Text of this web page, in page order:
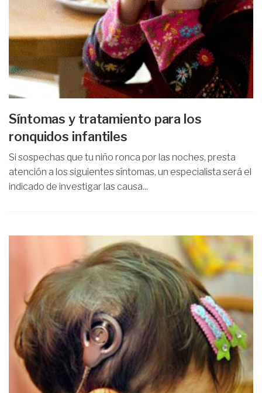
Síntomas y tratamiento para los
ronquidos infantiles
Si sospechas que tu niño ronca por las noches, presta
atención a los siguientes síntomas, un especialista será el
indicado de investigar las causa...